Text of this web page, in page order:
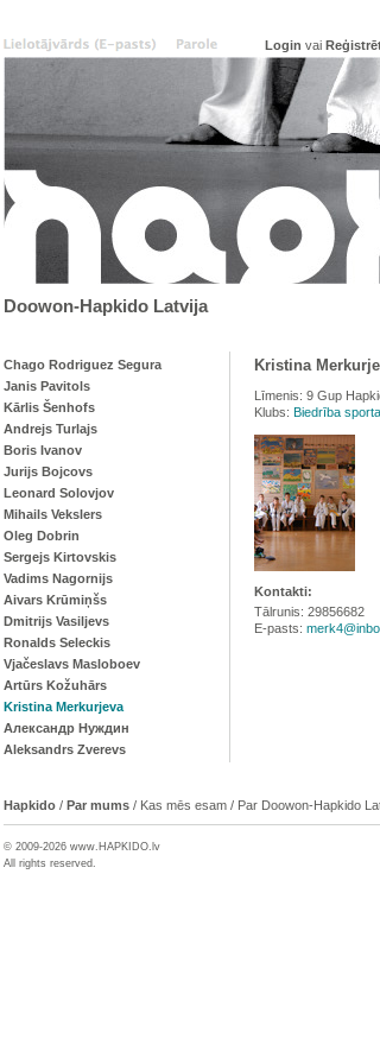
vai
Doowon-Hapkido Latvija
Chago Rodriguez Segura
Janis Pavitols
Kārlis Šenhofs
Andrejs Turlajs
Boris Ivanov
Jurijs Bojcovs
Leonard Solovjov
Mihails Vekslers
Oleg Dobrin
Sergejs Kirtovskis
Vadims Nagornijs
Aivars Krūmiņšs
Dmitrijs Vasiljevs
Ronalds Seleckis
Vjačeslavs Masloboev
Artūrs Kožuhārs
Kristina Merkurjeva
Александр Нуждин
Aleksandrs Zverevs
Kristina
Līmenis: 9 Gup
Klubs: Biedrība
Kontakti:
Tālrunis: 29856682
E-pasts:
Hapkido / Par mums / Kas mēs esam / Par Doowon-Hapkido
© 2009-2026 www. HAPKIDO.lv
All rights reserved.